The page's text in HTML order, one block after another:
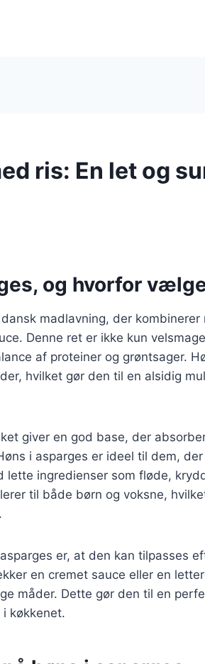
ris: En let og
og hvorfor
madlavning, der kombinerer
Denne ret er ikke kun
af proteiner og grøntsager.
hvilket gør den til en alsidig
giver en god base, der
i asparges er ideel til dem, der
lette ingredienser som fløde,
til både børn og voksne,
er, at den kan tilpasses
en cremet sauce eller en
måder. Dette gør den til en
køkkenet.